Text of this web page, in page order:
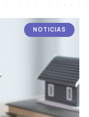
NOTICIAS